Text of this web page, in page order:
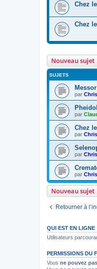
Chez
Chez
Nouveau sujet
SUJETS
par
par
Chez
par
par
par
Nouveau sujet
Retourner à
QUI EST EN LIGNE
Utilisateurs
PERMISSIONS DU
Vous ne pouvez pas